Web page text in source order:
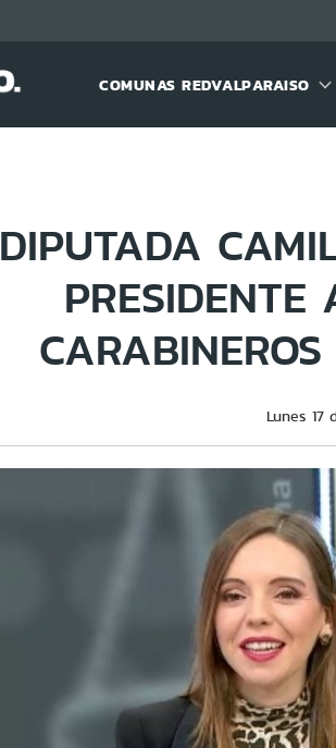
COMUNAS REDVALPARAISO
DIPUTADA
Lunes 17